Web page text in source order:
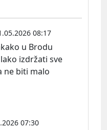
08:17
u Brodu
izdržati sve
ne biti malo
07:30